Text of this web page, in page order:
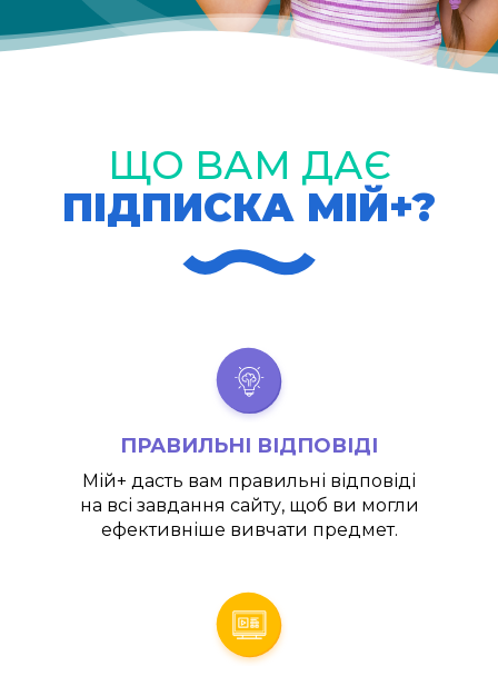
ЩО ВАМ ДАЄ
ПІДПИСКА МІЙ+?
ПРАВИЛЬНІ ВІДПОВІДІ
Мій+ дасть вам правильні відповіді
на всі завдання сайту, щоб ви могли
ефективніше вивчати предмет.